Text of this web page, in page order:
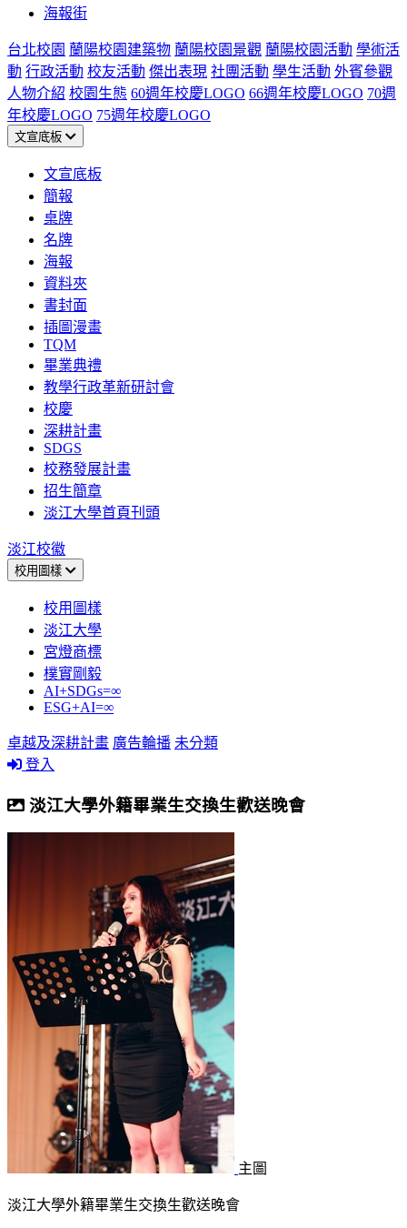
海報街
台北校園 蘭陽校園建築物 蘭陽校園景觀 蘭陽校園活動 學術活
動 行政活動 校友活動 傑出表現 社團活動 學生活動 外賓參觀
人物介紹 校園生態 60週年校慶LOGO 66週年校慶LOGO 70週
年校慶LOGO 75週年校慶LOGO
文宣底板
文宣底板
簡報
桌牌
名牌
海報
資料夾
書封面
插圖漫畫
TQM
畢業典禮
教學行政革新研討會
校慶
深耕計畫
SDGS
校務發展計畫
招生簡章
淡江大學首頁刊頭
淡江校徽
校用圖樣
校用圖樣
淡江大學
宮燈商標
樸實剛毅
AI+SDGs=∞
ESG+AI=∞
卓越及深耕計畫 廣告輪播 未分類
登入
淡江大學外籍畢業生交換生歡送晚會
主圖
淡江大學外籍畢業生交換生歡送晚會